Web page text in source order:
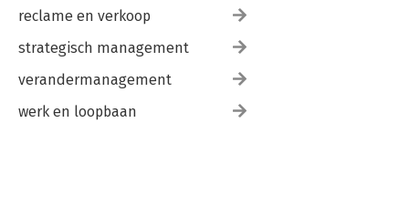
33. Aansprakelijkheid van bestuurders en commissarissen in de
Caribische delen van het Koninkrijk 731
K. Frielink
reclame en verkoop
strategisch management
verandermanagement
werk en loopbaan